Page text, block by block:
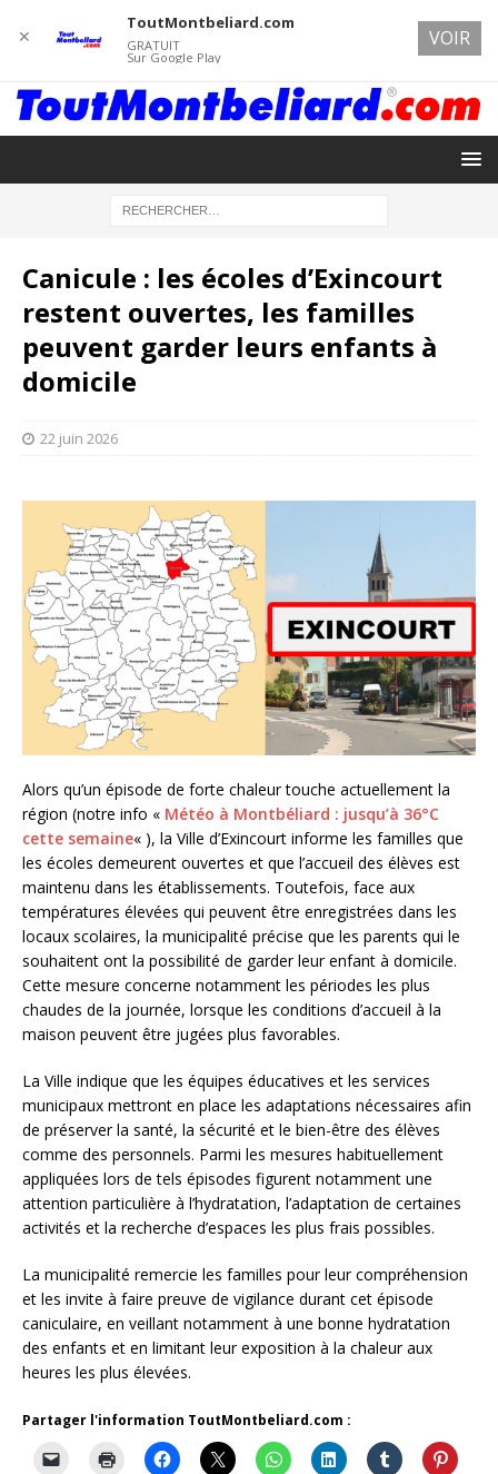
Canicule : les écoles d’Exincourt
restent ouvertes, les familles
peuvent garder leurs enfants à
domicile
22 juin 2026
Alors qu’un épisode de forte chaleur touche actuellement la
région (notre info « Météo à Montbéliard : jusqu’à 36°C
cette semaine« ), la Ville d’Exincourt informe les familles que
les écoles demeurent ouvertes et que l’accueil des élèves est
maintenu dans les établissements. Toutefois, face aux
températures élevées qui peuvent être enregistrées dans les
locaux scolaires, la municipalité précise que les parents qui le
souhaitent ont la possibilité de garder leur enfant à domicile.
Cette mesure concerne notamment les périodes les plus
chaudes de la journée, lorsque les conditions d’accueil à la
maison peuvent être jugées plus favorables.
La Ville indique que les équipes éducatives et les services
municipaux mettront en place les adaptations nécessaires afin
de préserver la santé, la sécurité et le bien-être des élèves
comme des personnels. Parmi les mesures habituellement
appliquées lors de tels épisodes figurent notamment une
attention particulière à l’hydratation, l’adaptation de certaines
activités et la recherche d’espaces les plus frais possibles.
La municipalité remercie les familles pour leur compréhension
et les invite à faire preuve de vigilance durant cet épisode
caniculaire, en veillant notamment à une bonne hydratation
des enfants et en limitant leur exposition à la chaleur aux
heures les plus élevées.
Partager l'information ToutMontbeliard.com :
✕
ToutMontbeliard.com
GRATUIT
Sur Google Play
VOIR